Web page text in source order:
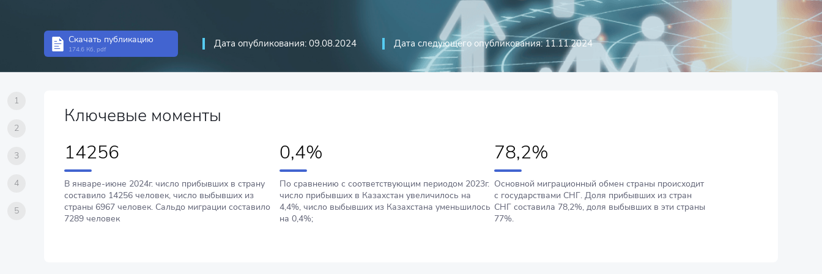
Скачать публикацию
174.6 Кб, pdf Дата опубликования: 09.08.2024 Дата следующего опубликования: 11.11.2024
1
2
3
4
5
Ключевые моменты
14256
В январе-июне 2024г. число прибывших в страну
составило 14256 человек, число выбывших из
страны 6967 человек. Сальдо миграции составило
7289 человек
0,4%
По сравнению с соответствующим периодом 2023г.
число прибывших в Казахстан увеличилось на
4,4%, число выбывших из Казахстана уменьшилось
на 0,4%;
78,2%
Основной миграционный обмен страны происходит
с государствами СНГ. Доля прибывших из стран
СНГ составила 78,2%, доля выбывших в эти страны
77%.